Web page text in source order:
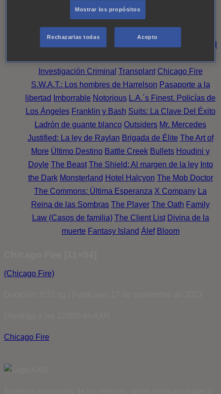
Reckoning: Ajuste de Cuentas
Wild Bill Mentes Criminales
Investigación Criminal Transplant Chicago Fire
S.W.A.T.: Los hombres de Harrelson Pasaporte a la
libertad
Imborrable Notorious L.A.´s Finest. Policías de
Los Ángeles Franklin y Bash Suits: La Clave Del Éxito
Ladrón de guante blanco Outsiders Mr. Mercedes
Justified: La ley de Raylan Brigada de Élite The Art of
More Último Destino Battle Creek Bullets Houdini y
Doyle The Beast The Shield: Al margen de la ley Into
the Dark Monsterland Hotel Halcyon The Mob Doctor
The Commons: Última Esperanza X Company La
Reina de las Sombras The Player The Oath Family
Law (Casos de familia) The Client List Divina de la
muerte Fantasy Island Álef Bloom
(Chicago Fire)
Chicago Fire
Mostrar los propósitos
Rechazarlas todas Acepto